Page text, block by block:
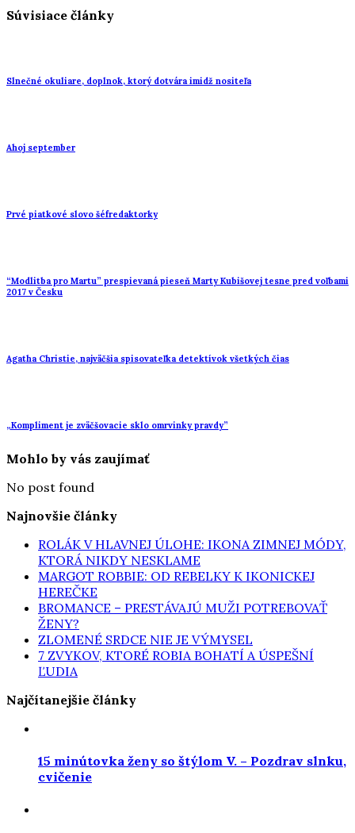
Súvisiace články
Slnečné okuliare, doplnok, ktorý dotvára imidž nositeľa
Ahoj september
Prvé piatkové slovo šéfredaktorky
“Modlitba pro Martu” prespievaná pieseň Marty Kubišovej tesne pred voľbami
2017 v Česku
Agatha Christie, najväčšia spisovateľka detektívok všetkých čias
„Kompliment je zväčšovacie sklo omrvinky pravdy”
Mohlo by vás zaujímať
No post found
Najnovšie články
ROLÁK V HLAVNEJ ÚLOHE: IKONA ZIMNEJ MÓDY,
KTORÁ NIKDY NESKLAME
MARGOT ROBBIE: OD REBELKY K IKONICKEJ
HEREČKE
BROMANCE – PRESTÁVAJÚ MUŽI POTREBOVAŤ
ŽENY?
ZLOMENÉ SRDCE NIE JE VÝMYSEL
7 ZVYKOV, KTORÉ ROBIA BOHATÍ A ÚSPEŠNÍ
ĽUDIA
Najčítanejšie články
15 minútovka ženy so štýlom V. – Pozdrav slnku,
cvičenie